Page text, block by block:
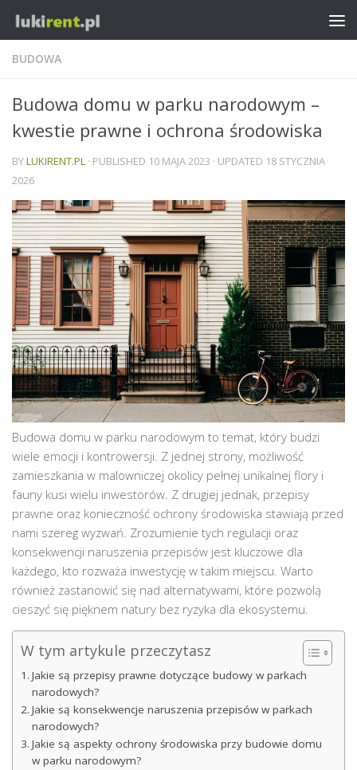
BUDOWA
Budowa domu w parku narodowym –
kwestie prawne i ochrona środowiska
BYLUKIRENT.PL · PUBLISHED 10 MAJA 2023 · UPDATED 18 STYCZNIA
2026
Budowa domu w parku narodowym to temat, który budzi
wiele emocji i kontrowersji. Z jednej strony, możliwość
zamieszkania w malowniczej okolicy pełnej unikalnej flory i
fauny kusi wielu inwestorów. Z drugiej jednak, przepisy
prawne oraz konieczność ochrony środowiska stawiają przed
nami szereg wyzwań. Zrozumienie tych regulacji oraz
konsekwencji naruszenia przepisów jest kluczowe dla
każdego, kto rozważa inwestycję w takim miejscu. Warto
również zastanowić się nad alternatywami, które pozwolą
cieszyć się pięknem natury bez ryzyka dla ekosystemu.
W tym artykule przeczytasz
Jakie są przepisy prawne dotyczące budowy w parkach
narodowych?
Jakie są konsekwencje naruszenia przepisów w parkach
narodowych?
Jakie są aspekty ochrony środowiska przy budowie domu
w parku narodowym?